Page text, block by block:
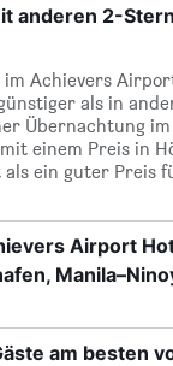
anderen 2-
im Achievers
als in
Übernachtung
einem Preis in
als ein guter Preis
Airport
am besten